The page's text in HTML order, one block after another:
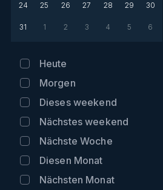
24 25 26 27 28 29 30
31 1 2 3 4 5 6
Heute
Morgen
Dieses weekend
Nächstes weekend
Nächste Woche
Diesen Monat
Nächsten Monat